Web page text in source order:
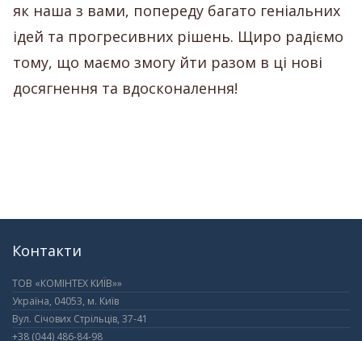
як наша з вами, попереду багато геніальних
ідей та прогресивних рішень. Щиро радіємо
тому, що маємо змогу йти разом в ці нові
досягнення та вдосконалення!
Контакти
ТОВ «КОМІНТЕХ КИЇВ»»
Україна, 04053, м. Київ
Вул. Січових Стрільців, 37-41
+38 (044) 486-84-98